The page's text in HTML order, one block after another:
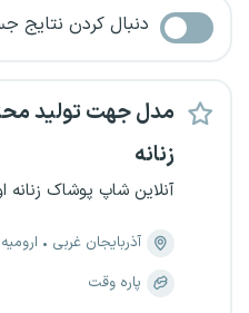
دنبال کردن نتایج
مدل جهت تولید
زنانه
آنلاین شاپ پوشاک زنانه
آذربایجان غربی
ارومیه
پاره وقت